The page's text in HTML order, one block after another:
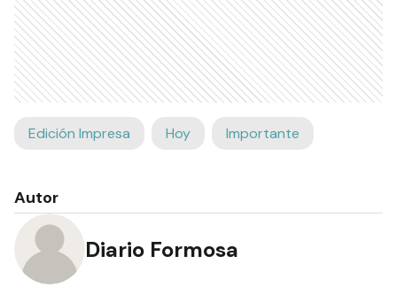
Edición Impresa Hoy Importante
Autor
Diario Formosa